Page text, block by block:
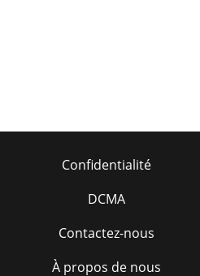
Confidentialité
DCMA
Contactez-nous
À propos de nous